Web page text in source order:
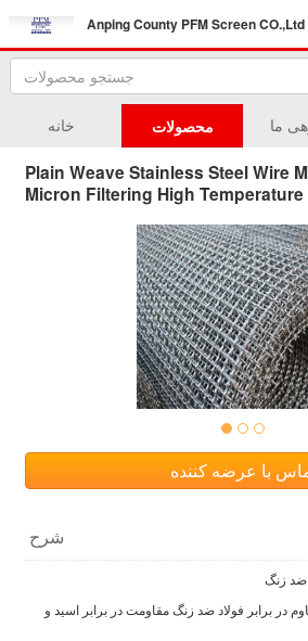
Anping County PFM Screen CO.,Ltd
خانه محصولات ما
Plain Weave Stainless Steel Wire
Micron Filtering High
با عرضه کننده
شرح
زنگ
در برابر فولاد ضد زنگ مقاومت در برابر اسید و